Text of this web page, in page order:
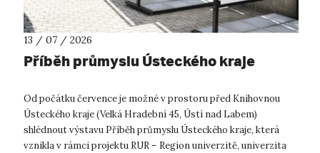
13 / 07 / 2026
Příběh průmyslu Ústeckého kraje
Od počátku července je možné v prostoru před Knihovnou
Ústeckého kraje (Velká Hradební 45, Ústí nad Labem)
shlédnout výstavu Příběh průmyslu Ústeckého kraje, která
vznikla v rámci projektu RUR – Region univerzitě, univerzita